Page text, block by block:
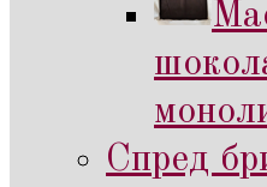
Спред